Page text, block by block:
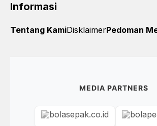
Informasi
Tentang KamiDisklaimerPedoman
MEDIA PARTNERS